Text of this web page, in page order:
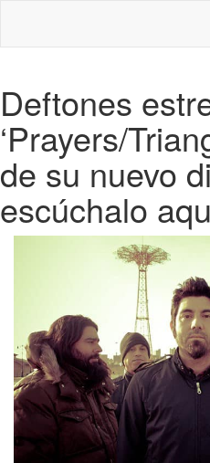
Deftones
‘Prayers/
de su nuevo
escúchalo